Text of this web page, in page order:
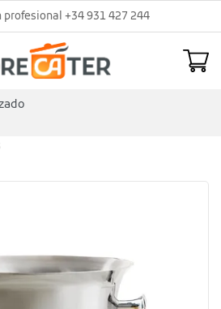
profesional +34 931 427 244